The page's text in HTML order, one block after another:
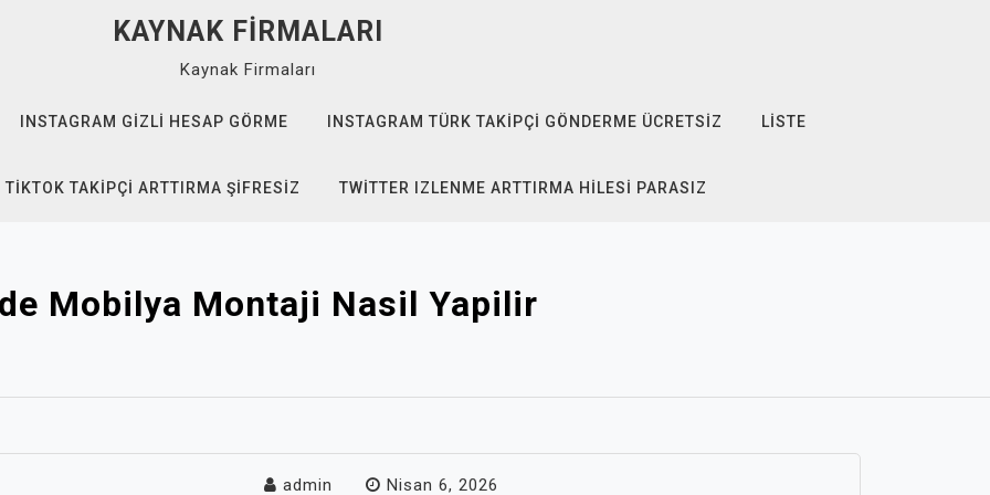
KAYNAK FIRMALARI
Kaynak Firmaları
INSTAGRAM GIZLI HESAP GÖRME INSTAGRAM TÜRK TAKIPÇI GÖNDERME ÜCRETSIZ LISTE
TIKTOK TAKIPÇI ARTTIRMA ŞIFRESIZ TWITTER IZLENME ARTTIRMA HILESI PARASIZ
Mobilya Montaji Nasil Yapilir
admin Nisan 6, 2026